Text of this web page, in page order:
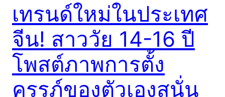
เทรนด์ใหม่ในประเทศ
จีน! สาววัย 14-16 ปี
โพสต์ภาพการตั้ง
ครรภ์ของตัวเองสนั่น